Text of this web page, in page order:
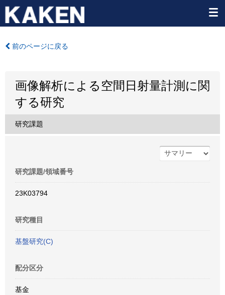
前のページに戻る
画像解析による空間日射量計測に関
する研究
研究課題
研究課題/領域番号
23K03794
研究種目
基盤研究(C)
配分区分
基金